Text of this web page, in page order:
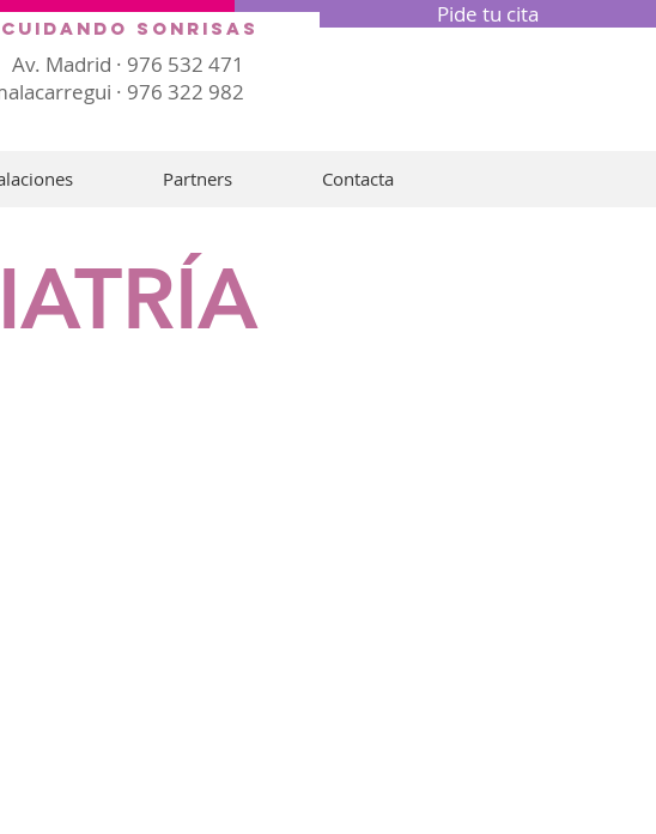
Pide tu cita
Cuidando sonrisas
Av. Madrid · 976 532 471
· 976 322 982
Partners Contacta